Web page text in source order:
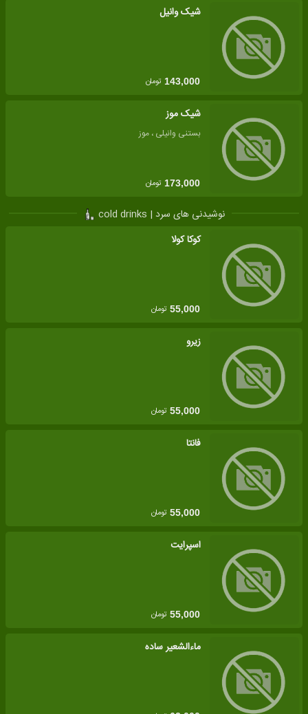
شیک وانیل
143,000 تومان
شیک موز
بستنی وانیلی ، موز
173,000 تومان
نوشیدنی های سرد | cold drinks
کوکا کولا
55,000 تومان
زیرو
55,000 تومان
فانتا
55,000 تومان
اسپرایت
55,000 تومان
ماءالشعیر ساده